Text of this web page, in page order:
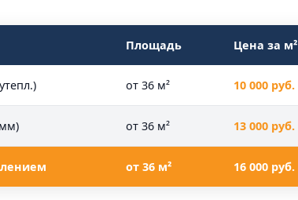
Площадь Цена за м²
от 36 м² 10 000 руб.
от 36 м² 13 000 руб.
от 36 м² 16 000 руб.